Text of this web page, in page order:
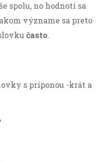
spolu, no hodnotí sa
význame sa preto
často.
s príponou -krát a